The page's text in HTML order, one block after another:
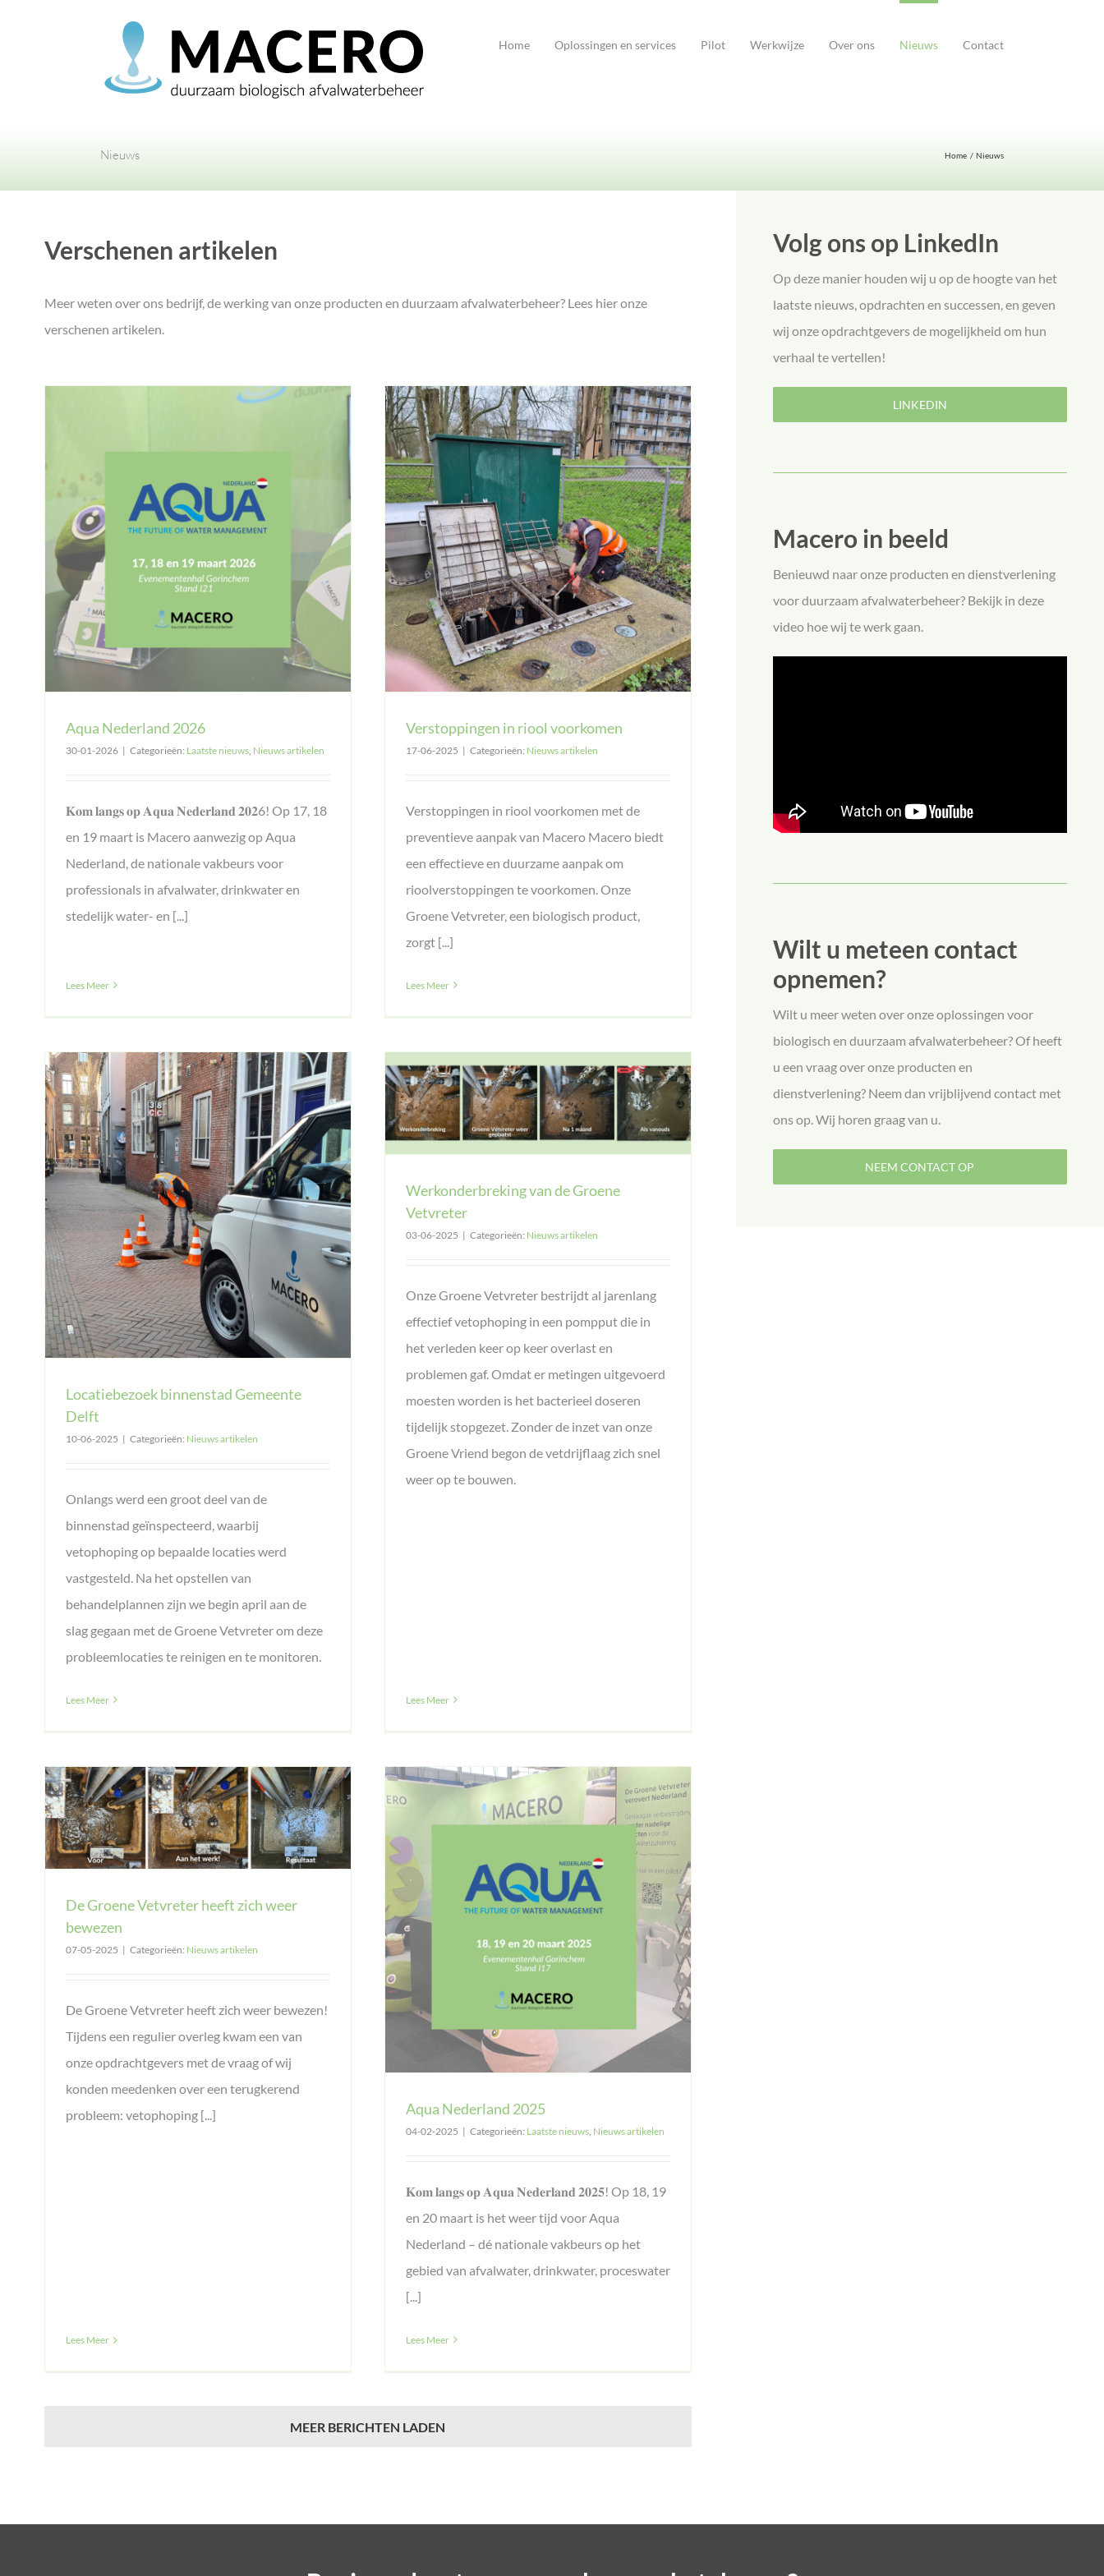
Home Oplossingen en services Pilot Werkwijze Over ons Nieuws Contact
Nieuws Home Nieuws
Verschenen artikelen
Meer weten over ons bedrijf, de werking van onze producten en duurzaam afvalwaterbeheer? Lees hier onze
verschenen artikelen.
Aqua Nederland 2026
30-01-2026 | Categorieën: Laatste nieuws, Nieuws artikelen
𝐊𝐨𝐦 𝐥𝐚𝐧𝐠𝐬 𝐨𝐩 𝐀𝐪𝐮𝐚 𝐍𝐞𝐝𝐞𝐫𝐥𝐚𝐧𝐝 𝟐𝟎𝟐6! Op 17, 18
en 19 maart is Macero aanwezig op Aqua
Nederland, de nationale vakbeurs voor
professionals in afvalwater, drinkwater en
stedelijk water- en [...]
Lees Meer
Verstoppingen in riool voorkomen
17-06-2025 | Categorieën: Nieuws artikelen
Verstoppingen in riool voorkomen met de
preventieve aanpak van Macero Macero biedt
een effectieve en duurzame aanpak om
rioolverstoppingen te voorkomen. Onze
Groene Vetvreter, een biologisch product,
zorgt [...]
Lees Meer
Locatiebezoek binnenstad Gemeente
Delft
10-06-2025 | Categorieën: Nieuws artikelen
Onlangs werd een groot deel van de
binnenstad geïnspecteerd, waarbij
vetophoping op bepaalde locaties werd
vastgesteld. Na het opstellen van
behandelplannen zijn we begin april aan de
slag gegaan met de Groene Vetvreter om deze
probleemlocaties te reinigen en te monitoren.
Lees Meer
Werkonderbreking van de Groene
Vetvreter
03-06-2025 | Categorieën: Nieuws artikelen
Onze Groene Vetvreter bestrijdt al jarenlang
effectief vetophoping in een pompput die in
het verleden keer op keer overlast en
problemen gaf. Omdat er metingen uitgevoerd
moesten worden is het bacterieel doseren
tijdelijk stopgezet. Zonder de inzet van onze
Groene Vriend begon de vetdrijflaag zich snel
weer op te bouwen.
Lees Meer
De Groene Vetvreter heeft zich weer
bewezen
07-05-2025 | Categorieën: Nieuws artikelen
De Groene Vetvreter heeft zich weer bewezen!
Tijdens een regulier overleg kwam een van
onze opdrachtgevers met de vraag of wij
konden meedenken over een terugkerend
probleem: vetophoping [...]
Lees Meer
Aqua Nederland 2025
04-02-2025 | Categorieën: Laatste nieuws, Nieuws artikelen
𝐊𝐨𝐦 𝐥𝐚𝐧𝐠𝐬 𝐨𝐩 𝐀𝐪𝐮𝐚 𝐍𝐞𝐝𝐞𝐫𝐥𝐚𝐧𝐝 𝟐𝟎𝟐𝟓! Op 18, 19
en 20 maart is het weer tijd voor Aqua
Nederland – dé nationale vakbeurs op het
gebied van afvalwater, drinkwater, proceswater
[...]
Lees Meer
MEER BERICHTEN LADEN
Volg ons op LinkedIn
Op deze manier houden wij u op de hoogte van het
laatste nieuws, opdrachten en successen, en geven
wij onze opdrachtgevers de mogelijkheid om hun
verhaal te vertellen!
LINKEDIN
Macero in beeld
Benieuwd naar onze producten en dienstverlening
voor duurzaam afvalwaterbeheer? Bekijk in deze
video hoe wij te werk gaan.
Wilt u meteen contact
opnemen?
Wilt u meer weten over onze oplossingen voor
biologisch en duurzaam afvalwaterbeheer? Of heeft
u een vraag over onze producten en
dienstverlening? Neem dan vrijblijvend contact met
ons op. Wij horen graag van u.
NEEM CONTACT OP